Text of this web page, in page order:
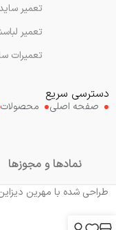
تعمیر
تعمیر
تعمیرات
دسترسی سریع
صفحه اصلی محصولات
نمادها و مجوزها